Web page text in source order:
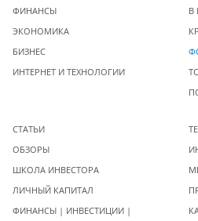
ФИНАНСЫ
ЭКОНОМИКА
БИЗНЕС
ИНТЕРНЕТ И ТЕХНОЛОГИИ
В
СТАТЬИ
ОБЗОРЫ
ШКОЛА ИНВЕСТОРА
ЛИЧНЫЙ КАПИТАЛ
ФИНАНСЫ | ИНВЕСТИЦИИ |